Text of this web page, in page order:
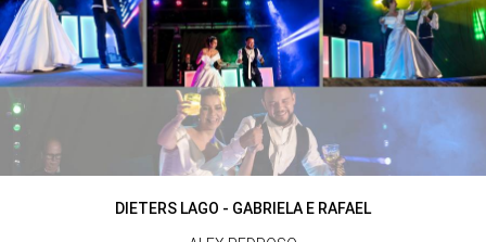
DIETERS LAGO - GABRIELA E RAFAEL